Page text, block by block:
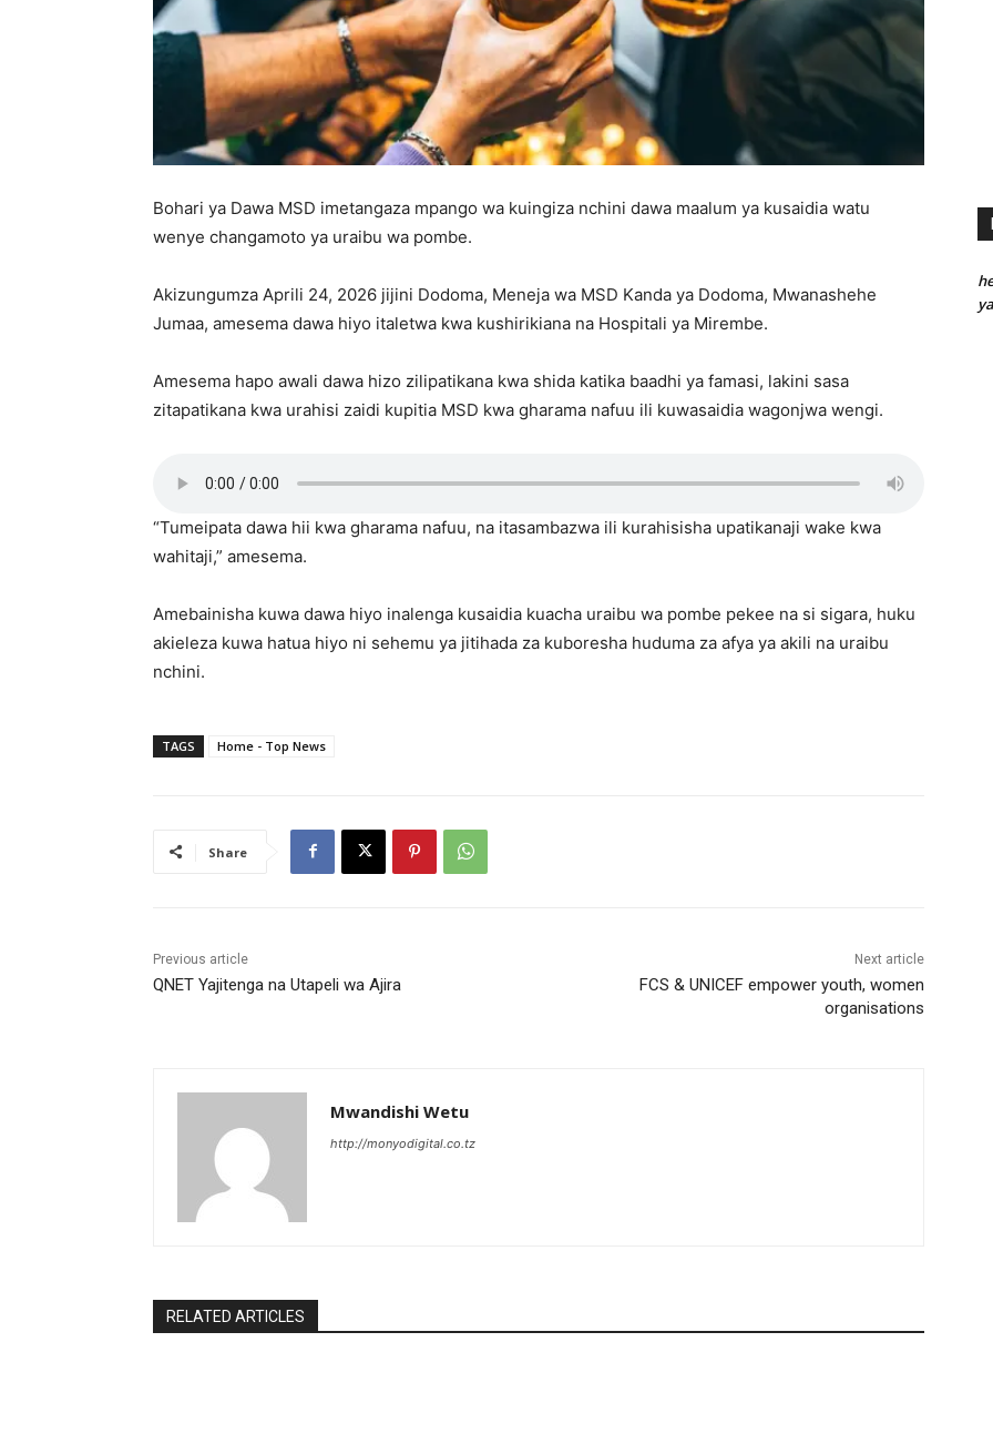
Bohari ya Dawa MSD imetangaza mpango wa kuingiza nchini dawa maalum ya kusaidia watu
wenye changamoto ya uraibu wa pombe.
Akizungumza Aprili 24, 2026 jijini Dodoma, Meneja wa MSD Kanda ya Dodoma, Mwanashehe
Jumaa, amesema dawa hiyo italetwa kwa kushirikiana na Hospitali ya Mirembe.
Amesema hapo awali dawa hizo zilipatikana kwa shida katika baadhi ya famasi, lakini sasa
zitapatikana kwa urahisi zaidi kupitia MSD kwa gharama nafuu ili kuwasaidia wagonjwa wengi.
“Tumeipata dawa hii kwa gharama nafuu, na itasambazwa ili kurahisisha upatikanaji wake kwa
wahitaji,” amesema.
Amebainisha kuwa dawa hiyo inalenga kusaidia kuacha uraibu wa pombe pekee na si sigara, huku
akieleza kuwa hatua hiyo ni sehemu ya jitihada za kuboresha huduma za afya ya akili na uraibu
nchini.
TAGS Home - Top News
Share
Previous article
QNET Yajitenga na Utapeli wa Ajira
Next article
FCS & UNICEF empower youth, women
organisations
Mwandishi Wetu
http://monyodigital.co.tz
RELATED ARTICLES